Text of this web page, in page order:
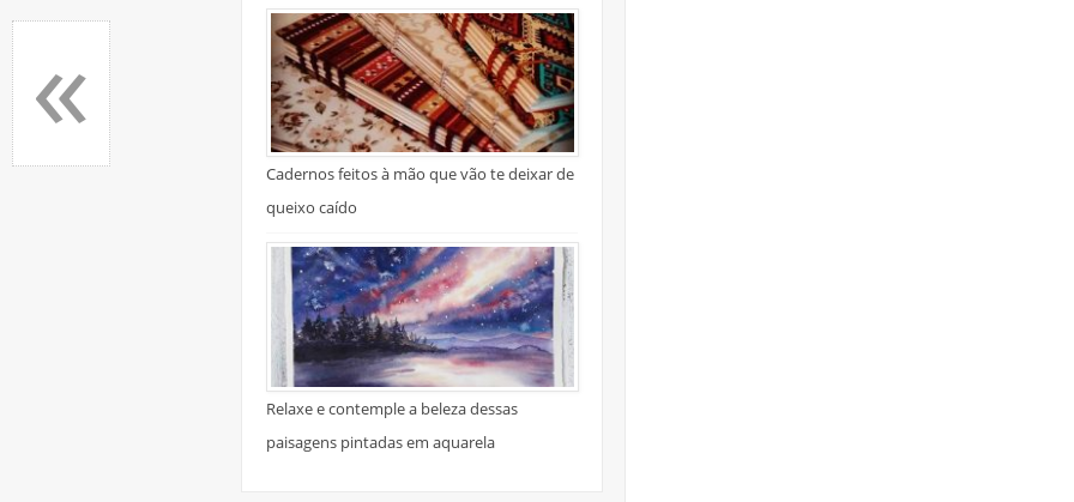
Cadernos feitos à mão que vão te deixar de
queixo caído
Relaxe e contemple a beleza dessas
paisagens pintadas em aquarela
«